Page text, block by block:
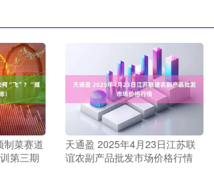
制菜赛道
第三期
天通盈 2025年4月23日江苏联
谊农副产品批发市场价格行情